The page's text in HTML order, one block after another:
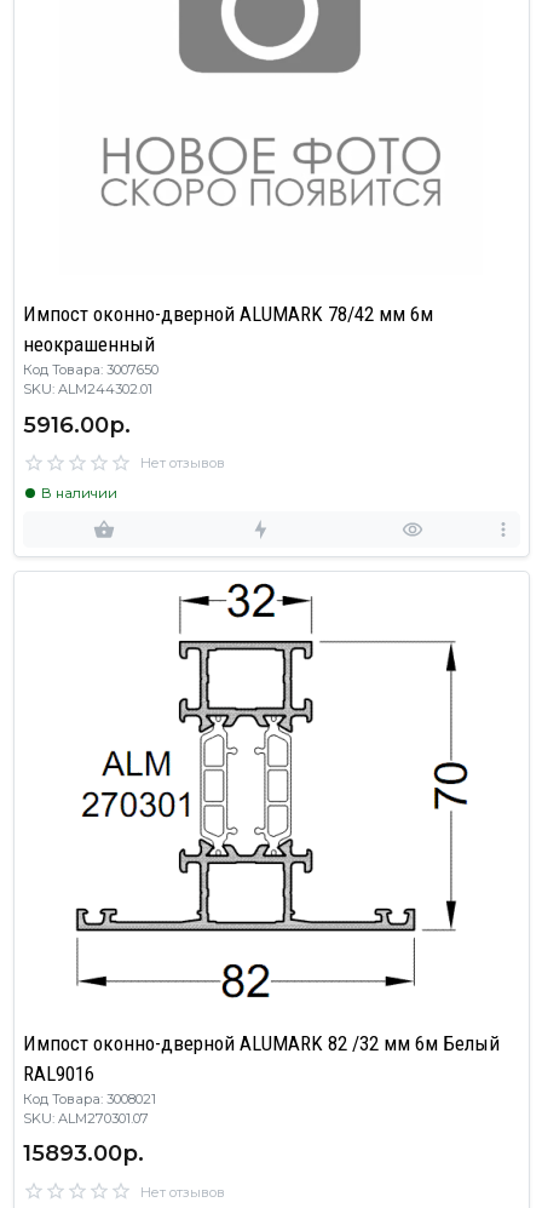
Импост оконно-дверной ALUMARK 78/42 мм 6м
неокрашенный
Код Товара: 3007650
SKU: ALM244302.01
5916.00р.
Нет отзывов
В наличии
Импост оконно-дверной ALUMARK 82 /32 мм 6м Белый
RAL9016
Код Товара: 3008021
SKU: ALM270301.07
15893.00р.
Нет отзывов